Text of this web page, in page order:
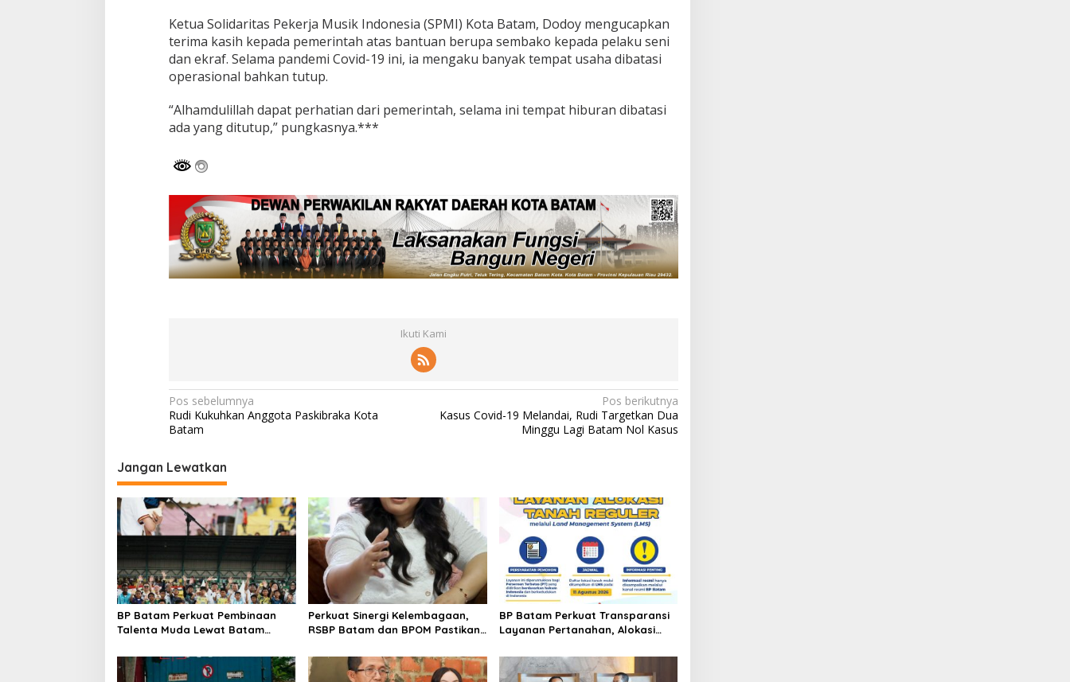
Ketua Solidaritas Pekerja Musik Indonesia (SPMI) Kota Batam, Dodoy mengucapkan
terima kasih kepada pemerintah atas bantuan berupa sembako kepada pelaku seni
dan ekraf. Selama pandemi Covid-19 ini, ia mengaku banyak tempat usaha dibatasi
operasional bahkan tutup.
“Alhamdulillah dapat perhatian dari pemerintah, selama ini tempat hiburan dibatasi
ada yang ditutup,” pungkasnya.***
Ikuti Kami
N
a
i
g
a
s
i
p
o
s
Pos sebelumnya
Rudi Kukuhkan Anggota Paskibraka Kota
Batam
Pos berikutnya
Kasus Covid-19 Melandai, Rudi Targetkan Dua
Minggu Lagi Batam Nol Kasus
Jangan Lewatkan
BP Batam Perkuat Pembinaan
Talenta Muda Lewat Batam
Football Festival 2026
Perkuat Sinergi Kelembagaan,
RSBP Batam dan BPOM Pastikan
Obat Aman
BP Batam Perkuat Transparansi
Layanan Pertanahan, Alokasi
Melalui LMS